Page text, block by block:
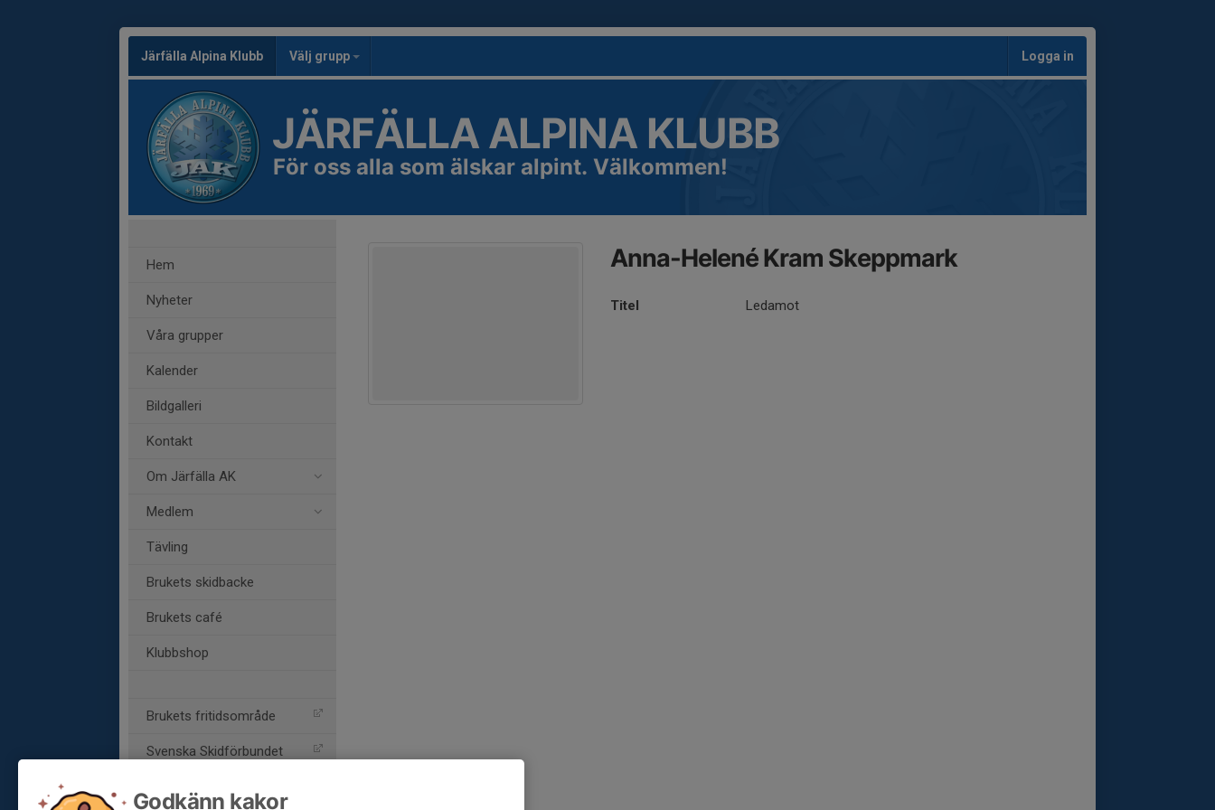
Järfälla Alpina Klubb Välj grupp Logga in
JÄRFÄLLA ALPINA KLUBB
För oss alla som älskar alpint. Välkommen!
Hem
Nyheter
Våra grupper
Kalender
Bildgalleri
Kontakt
Om Järfälla AK
Medlem
Tävling
Brukets skidbacke
Brukets café
Klubbshop
Brukets fritidsområde
Svenska Skidförbundet
Anna-Helené Kram Skeppmark
Titel Ledamot
Godkänn kakor